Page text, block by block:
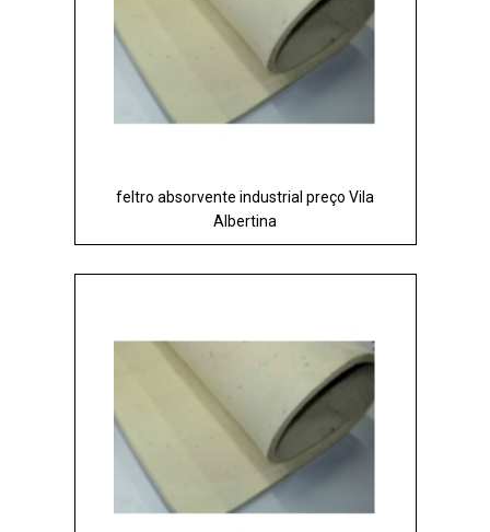
feltro absorvente industrial preço Vila
Albertina